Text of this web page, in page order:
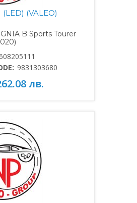
(VALEO)
B Sports Tourer
9831303680
лв.